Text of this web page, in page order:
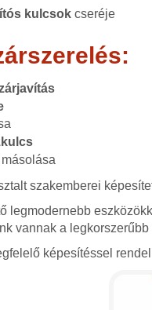
kulcsok cseréje
szakemberei
legmodernebb
vannak a
képesítéssel